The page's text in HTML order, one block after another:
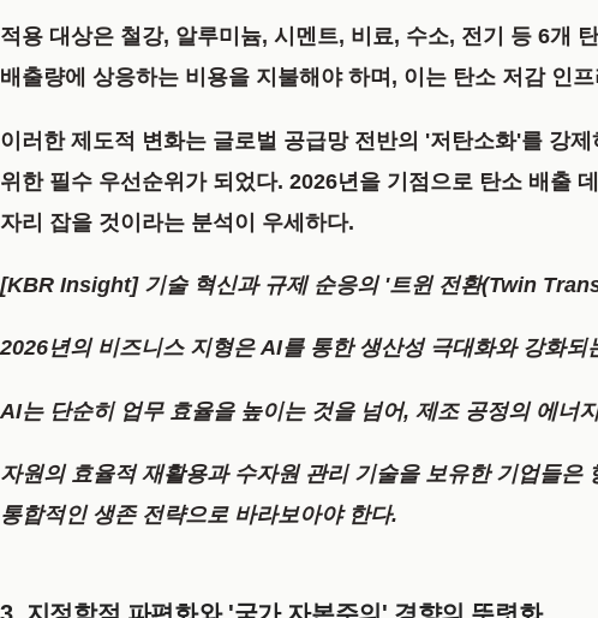
적용 대상은 철강, 알루미늄, 시멘트, 비료, 수소, 전기 등 6개
배출량에 상응하는 비용을 지불해야 하며, 이는 탄소 저감 인
이러한 제도적 변화는 글로벌 공급망 전반의 '저탄소화'를 강
위한 필수 우선순위가 되었다. 2026년을 기점으로 탄소 배출
자리 잡을 것이라는 분석이 우세하다.
[KBR Insight] 기술 혁신과 규제 순응의 '트윈 전환(Twin
2026년의 비즈니스 지형은 AI를 통한 생산성 극대화와 강화
AI는 단순히 업무 효율을 높이는 것을 넘어, 제조 공정의 에너
자원의 효율적 재활용과 수자원 관리 기술을 보유한 기업들
통합적인 생존 전략으로 바라보아야 한다.